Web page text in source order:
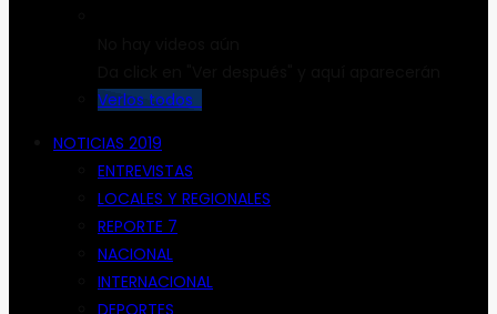
Verlos todos
NOTICIAS 2019
ENTREVISTAS
LOCALES Y REGIONALES
REPORTE 7
NACIONAL
INTERNACIONAL
DEPORTES